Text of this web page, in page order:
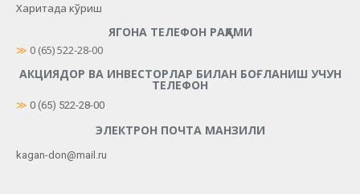
Харитада кўриш
ЯГОНА ТЕЛЕФОН РАҚАМИ
≫ 0 (65) 522-28-00
АКЦИЯДОР ВА ИНВЕСТОРЛАР БИЛАН БОҒЛАНИШ УЧУН
ТЕЛЕФОН
≫ 0 (65) 522-28-00
ЭЛЕКТРОН ПОЧТА МАНЗИЛИ
kagan-don@mail.ru